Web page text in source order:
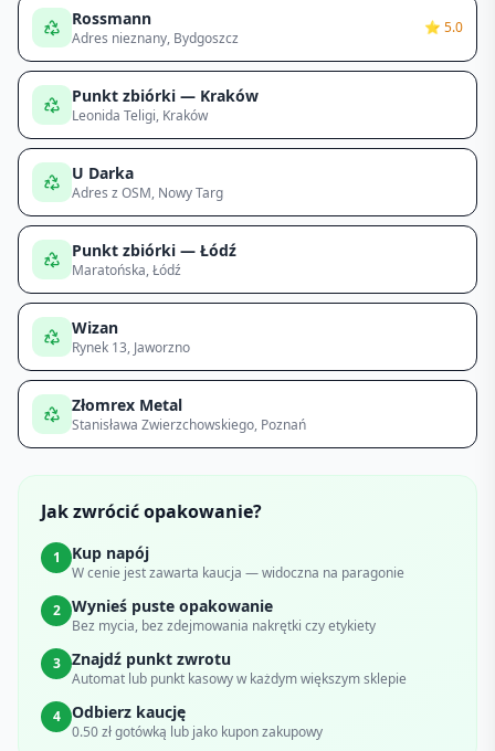
Rossmann
Adres nieznany, Bydgoszcz
⭐ 5.0
Punkt zbiórki — Kraków
Leonida Teligi, Kraków
U Darka
Adres z OSM, Nowy Targ
Punkt zbiórki — Łódź
Maratońska, Łódź
Wizan
Rynek 13, Jaworzno
Złomrex Metal
Stanisława Zwierzchowskiego, Poznań
Jak zwrócić opakowanie?
1 Kup napój
W cenie jest zawarta kaucja — widoczna na paragonie
2
Wynieś puste opakowanie
Bez mycia, bez zdejmowania nakrętki czy etykiety
3
Znajdź punkt zwrotu
Automat lub punkt kasowy w każdym większym sklepie
4
Odbierz kaucję
0.50 zł gotówką lub jako kupon zakupowy